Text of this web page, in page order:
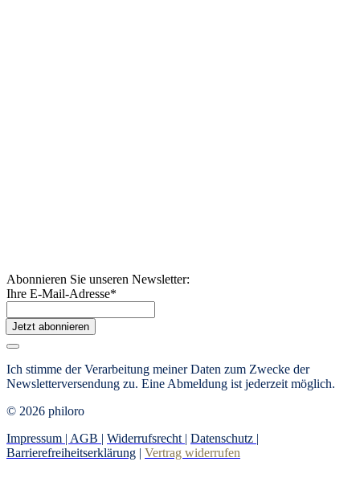
Abonnieren Sie unseren Newsletter:
Ihre E-Mail-Adresse*
Jetzt abonnieren
Ich stimme der Verarbeitung meiner Daten zum Zwecke der
Newsletterversendung zu. Eine Abmeldung ist jederzeit möglich.
© 2026 philoro
Impressum | AGB | Widerrufsrecht | Datenschutz |
Barrierefreiheitserklärung | Vertrag widerrufen